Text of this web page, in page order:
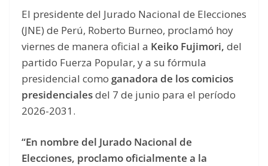
El presidente del Jurado Nacional de Elecciones
(JNE) de Perú, Roberto Burneo, proclamó hoy
viernes de manera oficial a Keiko Fujimori, del
partido Fuerza Popular, y a su fórmula
presidencial como ganadora de los comicios
presidencialesdel 7 de junio para el período
2026-2031.
“En nombre del Jurado Nacional de
Elecciones, proclamo oficialmente a la